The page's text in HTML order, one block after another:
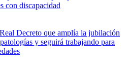
con discapacidad
Decreto que amplía la jubilación
y seguirá trabajando para